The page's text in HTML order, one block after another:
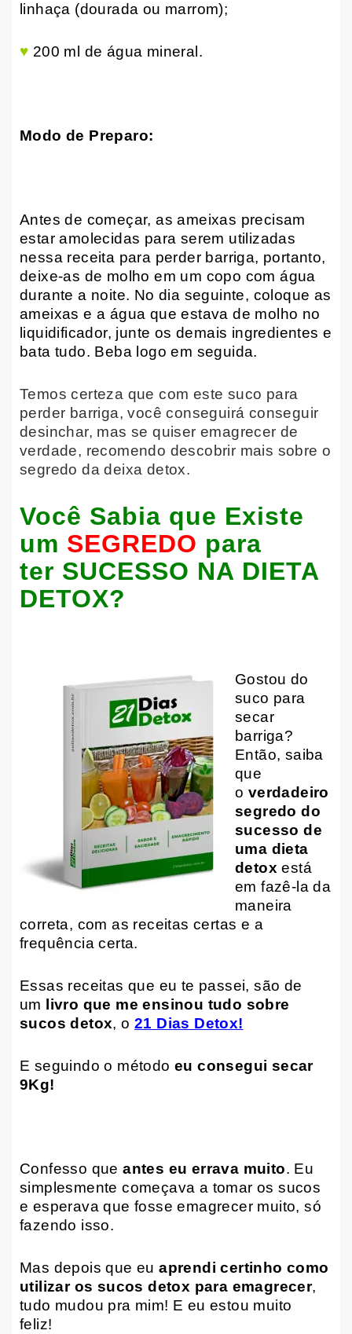
linhaça (dourada ou marrom);
♥ 200 ml de água mineral.
Modo de Preparo:
Antes de começar, as ameixas precisam
estar amolecidas para serem utilizadas
nessa receita para perder barriga, portanto,
deixe-as de molho em um copo com água
durante a noite. No dia seguinte, coloque as
ameixas e a água que estava de molho no
liquidificador, junte os demais ingredientes e
bata tudo. Beba logo em seguida.
Temos certeza que com este suco para
perder barriga, você conseguirá conseguir
desinchar, mas se quiser emagrecer de
verdade, recomendo descobrir mais sobre o
segredo da deixa detox.
Você Sabia que Existe
um SEGREDO para
ter SUCESSO NA DIETA
DETOX?
Gostou do
suco para
secar
barriga?
Então, saiba
que
o verdadeiro
segredo do
sucesso de
uma dieta
detox está
em fazê-la da
maneira
correta, com as receitas certas e a
frequência certa.
Essas receitas que eu te passei, são de
um
livro que me ensinou tudo sobre
sucos detox, o21 Dias Detox!
E seguindo o método eu consegui secar
9Kg!
Confesso queantes eu errava muito. Eu
simplesmente começava a tomar os sucos
e esperava que fosse emagrecer muito, só
fazendo isso.
Mas depois que euaprendi certinho como
utilizar os sucos detox para emagrecer,
tudo mudou pra mim! E eu estou muito
feliz!